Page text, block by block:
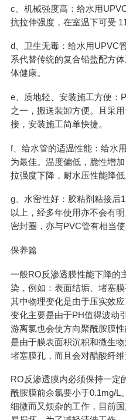
c、机械强度高：给水用
抗拉伸强度，在室温下可受
d、卫生无毒：给水用UPVC
系代替传统的复合铅盐配方
体健康。
e、质地轻、安装施工方便：
之一，搬送装卸方便。且采
接，安装施工简单快捷。
f、给水管的适温性能：给水
为最佳。温度偏低，脆性增
拉强度下降，耐水压性能降低
g、水密性好：胶粘剂粘接后
以上，经多年使用亦不会有
密封圈，亦与PVC管有相当
保养篇
一般RO反渗透膜性能下降的
染，例如：表面结垢、堵塞
其中物理变化是由于压实效
变化主要是由于PH值得波动
游离氯也会使方向聚酰胺膜
是由于膜表面积沉积和微生
堵塞膜孔，而且会对醋酸纤维
RO反渗透膜内必须保持一定
酰胺膜前余氯要小于0.1mg/L
细微而又烦杂的工作，目前